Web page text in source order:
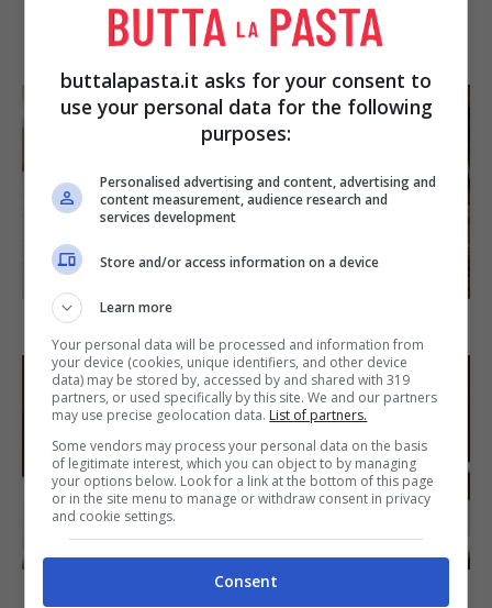
IN PRIMO PIANO
SECONDI PIATTI
DOLCI
Torta di mele e cioccolato
buttalapasta.it asks for your consent to
use your personal data for the following
purposes:
Personalised advertising and content, advertising and
content measurement, audience research and
services development
Store and/or access information on a device
Learn more
Your personal data will be processed and information from
your device (cookies, unique identifiers, and other device
data) may be stored by, accessed by and shared with 319
partners, or used specifically by this site. We and our partners
may use precise geolocation data. List of partners.
Some vendors may process your personal data on the basis
of legitimate interest, which you can object to by managing
your options below. Look for a link at the bottom of this page
or in the site menu to manage or withdraw consent in privacy
and cookie settings.
Consent